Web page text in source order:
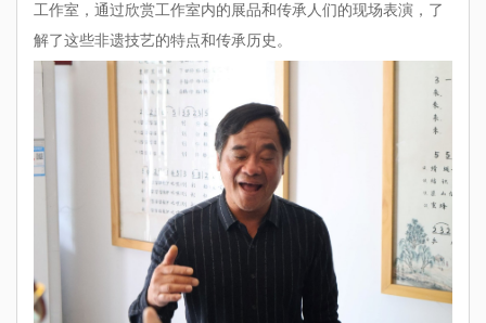
工作室，通过欣赏工作室内的展品和传承人们的现场表演，了
解了这些非遗技艺的特点和传承历史。